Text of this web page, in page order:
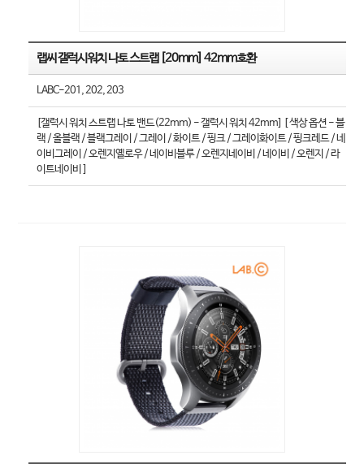
랩씨 갤럭시워치 나토 스트랩 [20mm] 42mm호환
LABC-201, 202, 203
[갤럭시 워치 스트랩 나토 밴드(22mm) - 갤럭시 워치 42mm] [ 색상 옵션 - 블
랙 / 올블랙 / 블랙그레이 / 그레이 / 화이트 / 핑크 / 그레이화이트 / 핑크레드 / 네
이비그레이 / 오렌지옐로우 / 네이비블루 / 오렌지네이비 / 네이비 / 오렌지 / 라
이트네이비 ]